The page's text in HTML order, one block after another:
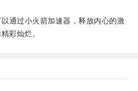
过小火箭加速器，释放内心的激
彩灿烂。